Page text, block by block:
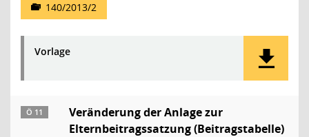
140/2013/2
Vorlage
Ö 11
Veränderung der Anlage zur
Elternbeitragssatzung (Beitragstabelle)